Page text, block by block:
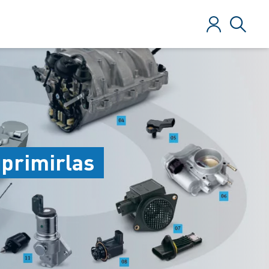
Iniciar sesión